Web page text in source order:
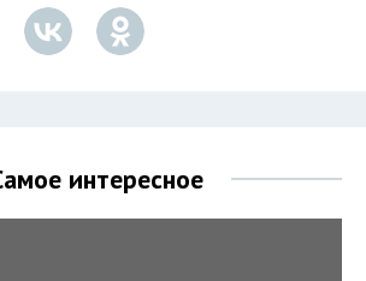
интересное